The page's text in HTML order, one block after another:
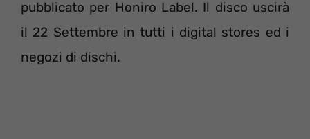
pubblicato per Honiro Label. Il disco uscirà
il 22 Settembre in tutti i digital stores ed i
negozi di dischi.